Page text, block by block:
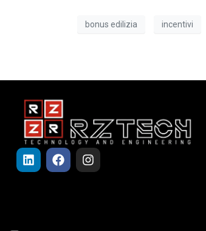
bonus edilizia incentivi